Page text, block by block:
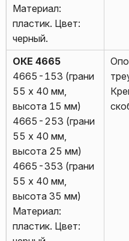
Материал:
пластик. Цвет:
черный.
ОКЕ 4665
4665-153 (грани
55 х 40 мм,
высота 15 мм)
4665-253 (грани
55 х 40 мм,
высота 25 мм)
4665-353 (грани
55 х 40 мм,
высота 35 мм)
Материал:
пластик. Цвет: